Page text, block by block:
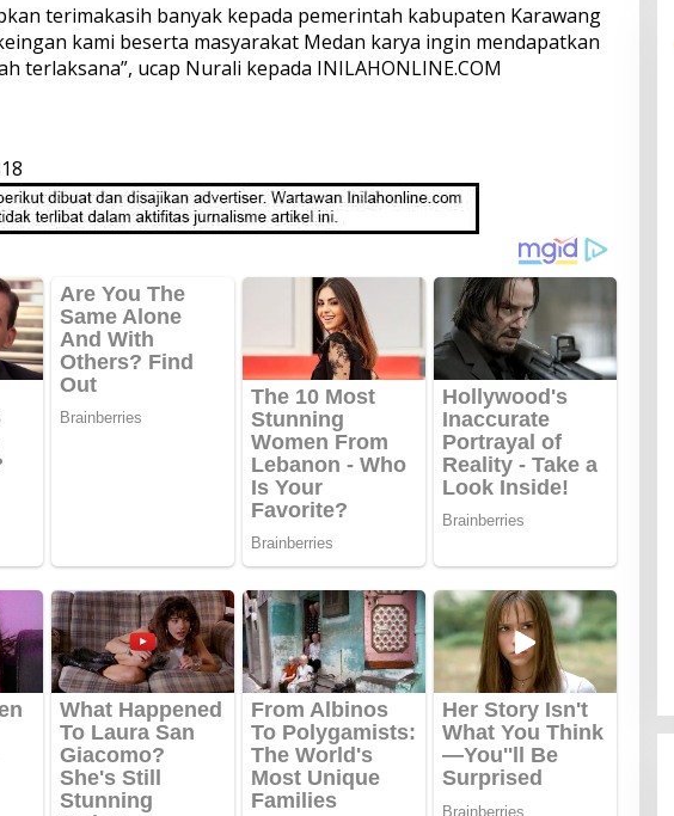
terimakasih banyak kepada pemerintah kabupaten Karawang
kami beserta masyarakat Medan karya ingin mendapatkan
terlaksana”, ucap Nurali kepada INILAHONLINE.COM